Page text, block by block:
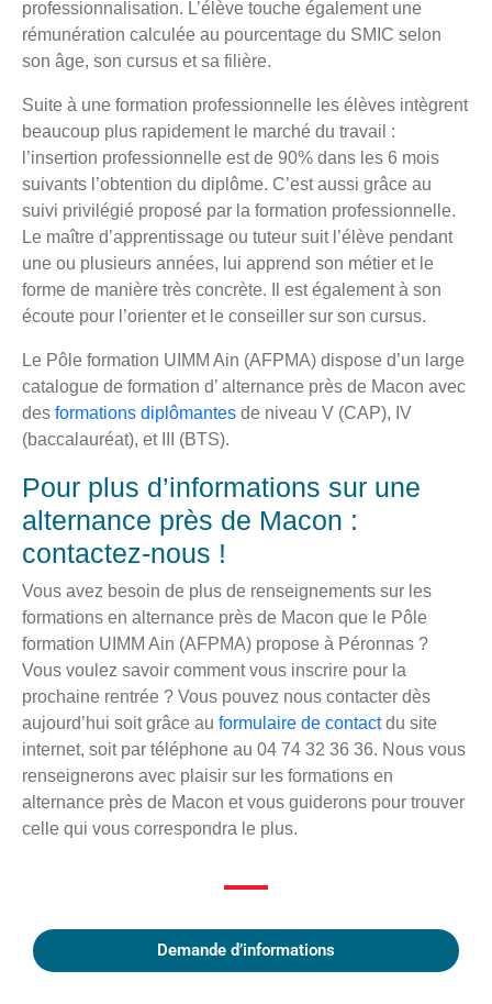
professionnalisation. L’élève touche également une
rémunération calculée au pourcentage du SMIC selon
son âge, son cursus et sa filière.
Suite à une formation professionnelle les élèves intègrent
beaucoup plus rapidement le marché du travail :
l’insertion professionnelle est de 90% dans les 6 mois
suivants l’obtention du diplôme. C’est aussi grâce au
suivi privilégié proposé par la formation professionnelle.
Le maître d’apprentissage ou tuteur suit l’élève pendant
une ou plusieurs années, lui apprend son métier et le
forme de manière très concrète. Il est également à son
écoute pour l’orienter et le conseiller sur son cursus.
Le Pôle formation UIMM Ain (AFPMA) dispose d’un large
catalogue de formation d’ alternance près de Macon avec
des formations diplômantes de niveau V (CAP), IV
(baccalauréat), et III (BTS).
Pour plus d’informations sur une
alternance près de Macon :
contactez-nous !
Vous avez besoin de plus de renseignements sur les
formations en alternance près de Macon que le Pôle
formation UIMM Ain (AFPMA) propose à Péronnas ?
Vous voulez savoir comment vous inscrire pour la
prochaine rentrée ? Vous pouvez nous contacter dès
aujourd’hui soit grâce au formulaire de contactdu site
internet, soit par téléphone au 04 74 32 36 36. Nous vous
renseignerons avec plaisir sur les formations en
alternance près de Macon et vous guiderons pour trouver
celle qui vous correspondra le plus.
Demande d’informations